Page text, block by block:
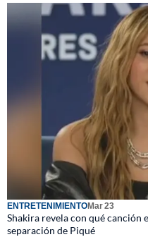
ENTRETENIMIENTOMar 23
Shakira revela con qué canción
separación de Piqué